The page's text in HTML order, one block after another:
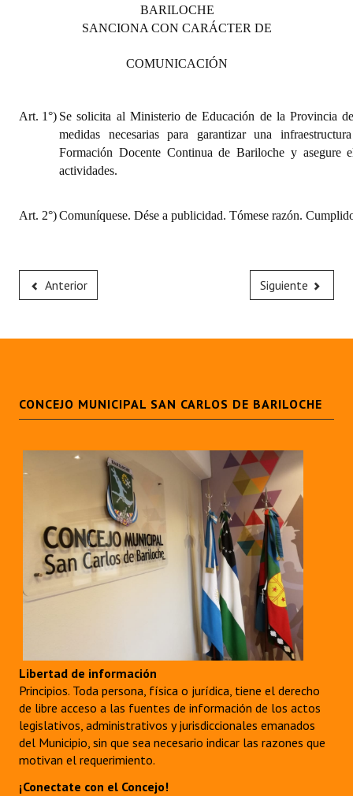
Huéspedes de Honor - Registro
Bariloche, Municipio intercultural
Entrega de distinciones
REFORMA DE LA CARTA ORGÁNICA
BARILOCHE
SANCIONA CON CARÁCTER DE
COMUNICACIÓN
Art. 1°) Se solicita al Ministerio de Educación de la Provincia
medidas necesarias para garantizar una
Formación Docente Continua de Bariloche y asegure
actividades.
Art. 2°)Comuníquese. Dése a publicidad. Tómese razón.
Anterior Siguiente
CONCEJO MUNICIPAL SAN CARLOS DE BARILOCHE
Libertad de información
Principios. Toda persona, física o jurídica, tiene el derecho
de libre acceso a las fuentes de información de los actos
legislativos, administrativos y jurisdiccionales emanados
del Municipio, sin que sea necesario indicar las razones que
motivan el requerimiento.
¡Conectate con el Concejo!